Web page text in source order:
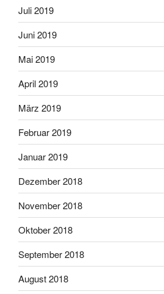
Juli 2019
Juni 2019
Mai 2019
April 2019
März 2019
Februar 2019
Januar 2019
Dezember 2018
November 2018
Oktober 2018
September 2018
August 2018